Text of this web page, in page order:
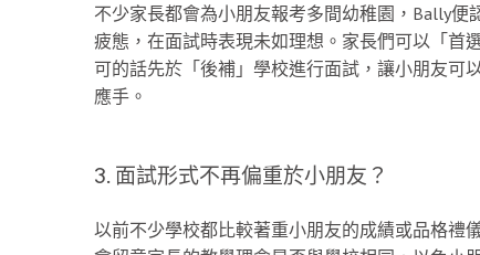
不少家長都會為小朋友報考多間幼稚園，Bally
疲態，在面試時表現未如理想。家長們可以「首
可的話先於「後補」學校進行面試，讓小朋友可
應手。
3. 面試形式不再偏重於小朋友？
以前不少學校都比較著重小朋友的成績或品格禮